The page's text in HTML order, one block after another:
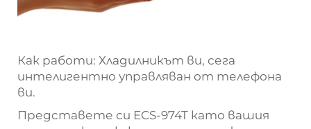
Как работи: Хладилникът ви, сега
интелигентно управляван от телефона
ви.
Представете си ECS-974T като вашия